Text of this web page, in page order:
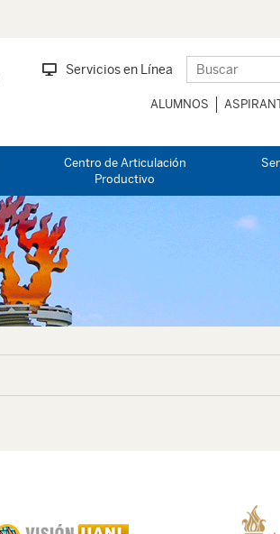
Servicios en Línea
ALUMNOS
Centro de Articulación
Productivo